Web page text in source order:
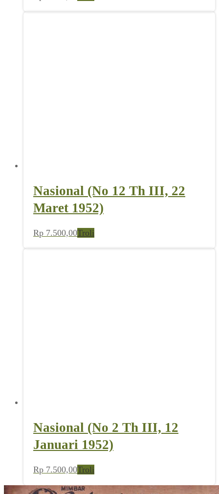
Nasional (No 12 Th III, 22
Maret 1952)
Rp 7.500,00Troli
Nasional (No 2 Th III, 12
Januari 1952)
Rp 7.500,00Troli